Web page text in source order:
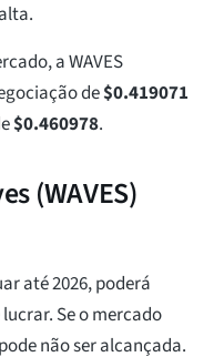
a WAVES
de$0.419071
$0.460978.
(WAVES)
até 2026, poderá
lucrar. Se o mercado
não ser alcançada.